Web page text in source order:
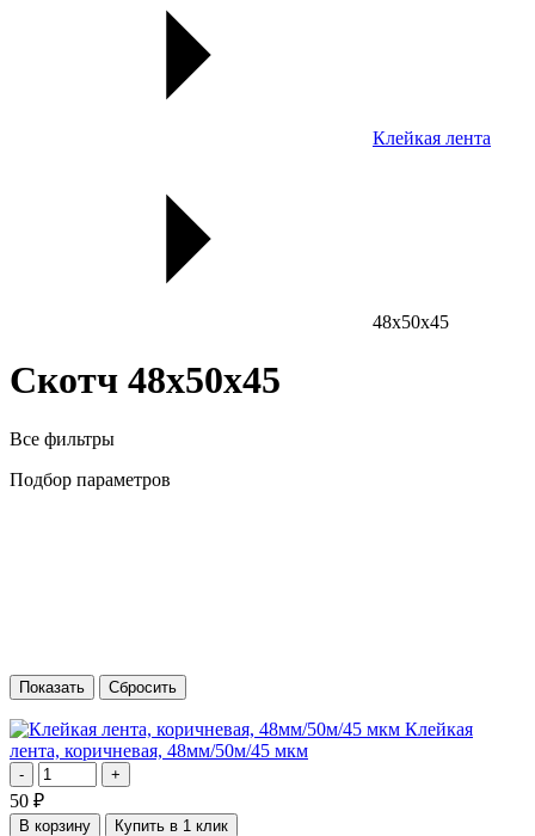
Клейкая лента
48x50x45
Скотч 48x50x45
Все фильтры
Подбор параметров
Клейкая
лента, коричневая, 48мм/50м/45 мкм
- +
50 ₽
В корзину Купить в 1 клик